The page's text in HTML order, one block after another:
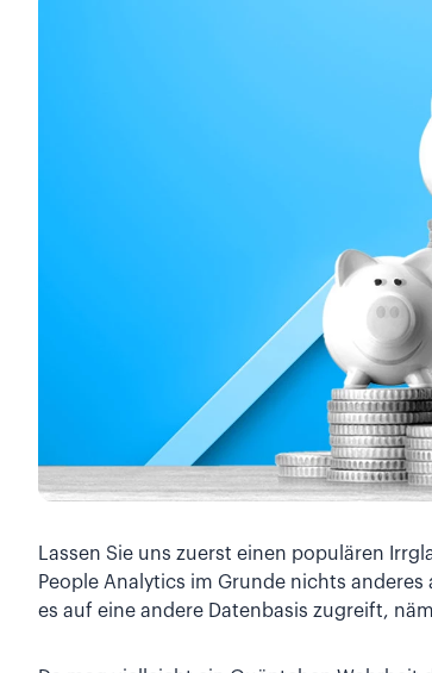
Lassen Sie uns zuerst einen populären
People Analytics im Grunde nichts
es auf eine andere Datenbasis zugreift,